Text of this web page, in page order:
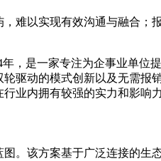
难以实现有效沟通与融合；
，是一家专注为企事业单位
动的模式创新以及无需报
业内拥有较强的实力和影响力
。该方案基于广泛连接的生